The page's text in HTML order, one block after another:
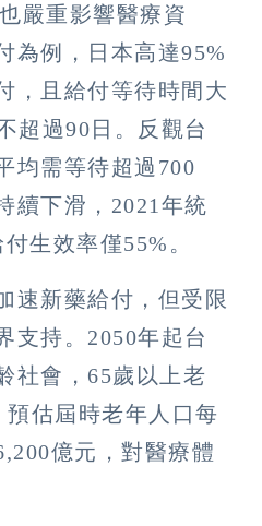
嚴重影響醫療資
為例，日本高達95%
，且給付等待時間大
超過90日。反觀台
均需等待超過700
續下滑，2021年統
生效率僅55%。
速新藥給付，但受限
支持。2050年起台
社會，65歲以上老
預估屆時老年人口每
億元，對醫療體